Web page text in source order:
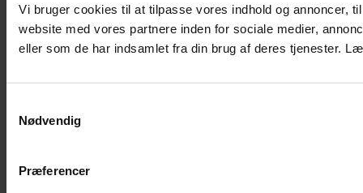
Vi bruger cookies til at tilpasse vores indhold og annoncer,
website med vores partnere inden for sociale medier,
eller som de har indsamlet fra din brug af deres tjenester.
Nødvendig
Præferencer